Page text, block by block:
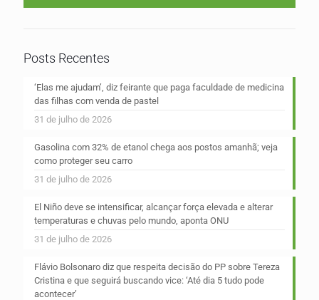
Posts Recentes
‘Elas me ajudam’, diz feirante que paga faculdade de medicina
das filhas com venda de pastel
31 de julho de 2026
Gasolina com 32% de etanol chega aos postos amanhã; veja
como proteger seu carro
31 de julho de 2026
El Niño deve se intensificar, alcançar força elevada e alterar
temperaturas e chuvas pelo mundo, aponta ONU
31 de julho de 2026
Flávio Bolsonaro diz que respeita decisão do PP sobre Tereza
Cristina e que seguirá buscando vice: ‘Até dia 5 tudo pode
acontecer’